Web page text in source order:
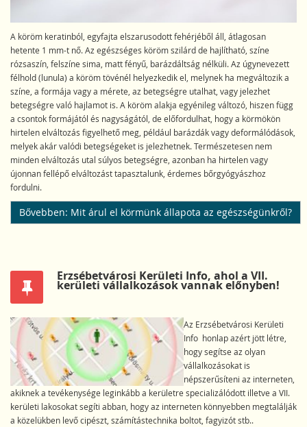
A köröm keratinból, egyfajta elszarusodott fehérjéből áll, átlagosan
hetente 1 mm-t nő. Az egészséges köröm szilárd de hajlítható, színe
rózsaszín, felszíne sima, matt fényű, barázdáltság nélküli. Az úgynevezett
félhold (lunula) a köröm tövénél helyezkedik el, melynek ha megváltozik a
színe, a formája vagy a mérete, az betegségre utalhat, vagy jelezhet
betegségre való hajlamot is. A köröm alakja egyénileg változó, hiszen függ
a csontok formájától és nagyságától, de előfordulhat, hogy a körmökön
hirtelen elváltozás figyelhető meg, például barázdák vagy deformálódások,
melyek akár valódi betegségeket is jelezhetnek. Természetesen nem
minden elváltozás utal súlyos betegségre, azonban ha hirtelen vagy
újonnan fellépő elváltozást tapasztalunk, érdemes bőrgyógyászhoz
fordulni.
Bővebben: Mit árul el körmünk állapota az egészségünkről?
Erzsébetvárosi Kerületi Info, ahol a VII.
kerületi vállalkozások vannak előnyben!
Az Erzsébetvárosi Kerületi
Info honlap azért jött létre,
hogy segítse az olyan
vállalkozásokat is
népszerűsíteni az interneten,
akiknek a tevékenysége leginkább a kerületre specializálódott illetve a VII.
kerületi lakosokat segíti abban, hogy az interneten könnyebben megtalálják
a közelükben levő cipészt, számítástechnika boltot, fagyizót stb..